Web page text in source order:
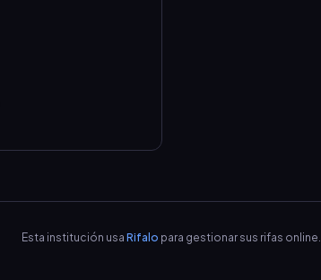
Esta institución usa Rifalo para gestionar sus rifas online.